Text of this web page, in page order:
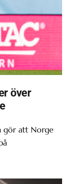
över
gör att Norge